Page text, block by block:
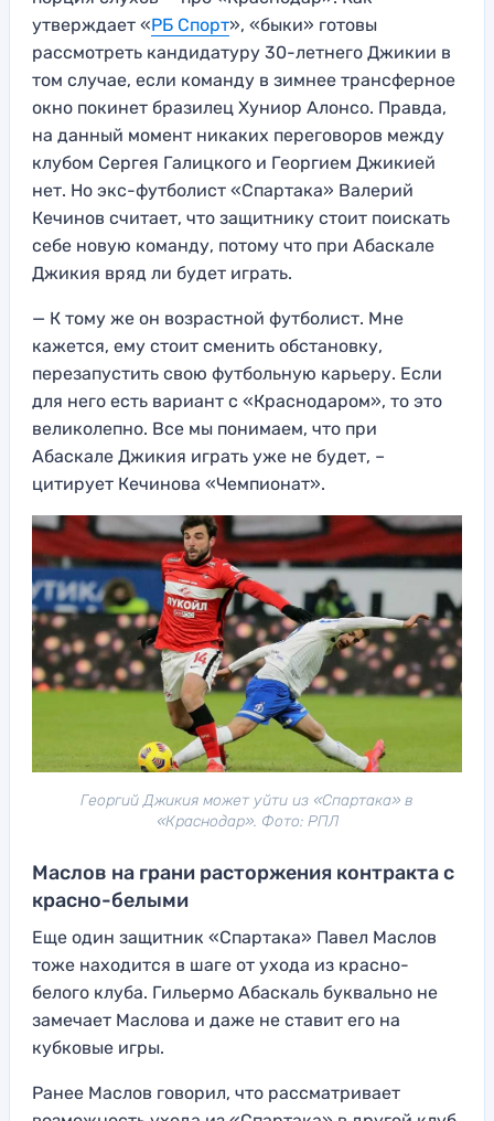
утверждает «РБ Спорт», «быки» готовы
рассмотреть кандидатуру 30-летнего Джикии в
том случае, если команду в зимнее трансферное
окно покинет бразилец Хуниор Алонсо. Правда,
на данный момент никаких переговоров между
клубом Сергея Галицкого и Георгием Джикией
нет. Но экс-футболист «Спартака» Валерий
Кечинов считает, что защитнику стоит поискать
себе новую команду, потому что при Абаскале
Джикия вряд ли будет играть.
— К тому же он возрастной футболист. Мне
кажется, ему стоит сменить обстановку,
перезапустить свою футбольную карьеру. Если
для него есть вариант с «Краснодаром», то это
великолепно. Все мы понимаем, что при
Абаскале Джикия играть уже не будет, –
цитирует Кечинова «Чемпионат».
Георгий Джикия может уйти из «Спартака» в
«Краснодар». Фото: РПЛ
Маслов на грани расторжения контракта с
красно-белыми
Еще один защитник «Спартака» Павел Маслов
тоже находится в шаге от ухода из красно-
белого клуба. Гильермо Абаскаль буквально не
замечает Маслова и даже не ставит его на
кубковые игры.
Ранее Маслов говорил, что рассматривает